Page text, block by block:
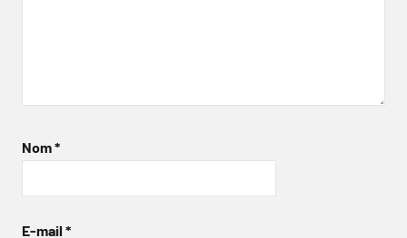
Nom*
E-mail *